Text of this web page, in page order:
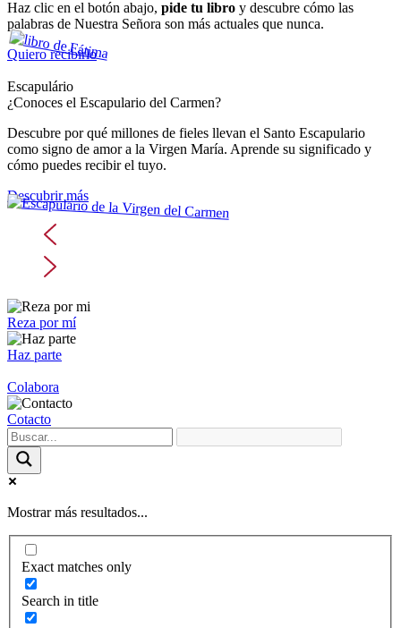
Haz clic en el botón abajo, pide tu libro y descubre cómo las
palabras de Nuestra Señora son más actuales que nunca.
Quiero recibirlo
Escapulário
¿Conoces el Escapulario del Carmen?
Descubre por qué millones de fieles llevan el Santo Escapulario
como signo de amor a la Virgen María. Aprende su significado y
cómo puedes recibir el tuyo.
Descubrir más
Reza por mí
Haz parte
Colabora
Cotacto
Mostrar más resultados...
Exact matches only
Search in title